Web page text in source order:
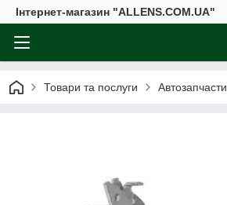
Інтернет-магазин "ALLENS.COM.UA"
Товари та послуги Автозапчасти